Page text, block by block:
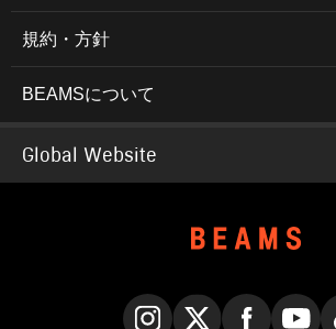
規約・方針
BEAMSについて
Global Website